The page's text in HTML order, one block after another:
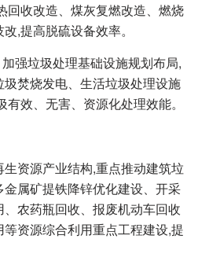
回收改造、煤灰复燃改造、燃烧
,提高脱硫设备效率。
垃圾处理基础设施规划布局,
焚烧发电、生活垃圾处理设施
效、无害、资源化处理效能。
资源产业结构,重点推动建筑垃
属矿提铁降锌优化建设、开采
农药瓶回收、报废机动车回收
资源综合利用重点工程建设,提